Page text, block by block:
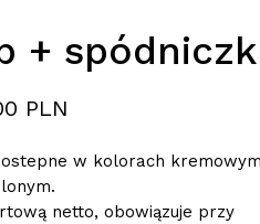
+
PLN
w kolorach
netto, obowiązuje przy